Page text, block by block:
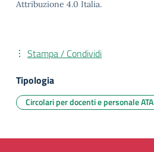
Attribuzione 4.0 Italia.
Stampa / Condividi
Tipologia
Circolari per docenti e personale ATA